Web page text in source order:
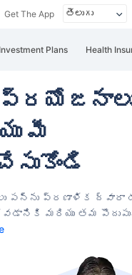
Get The App
Investment Plans Health
మీ
పన్ను ప్రణాళిక ద్వారా
మరియు తమ